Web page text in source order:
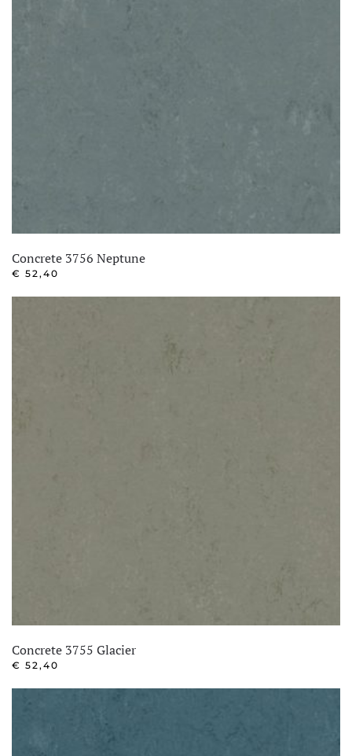
Concrete 3756 Neptune
€ 52,40
Concrete 3755 Glacier
€ 52,40